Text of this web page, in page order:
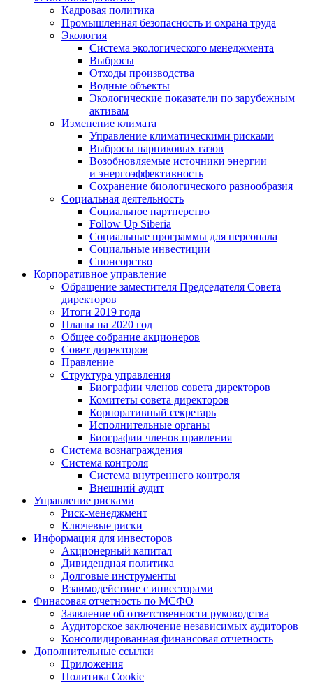
Кадровая политика
Промышленная безопасность и охрана труда
Экология
Система экологического менеджмента
Выбросы
Отходы производства
Водные объекты
Экологические показатели по зарубежным
активам
Изменение климата
Управление климатическими рисками
Выбросы парниковых газов
Возобновляемые источники энергии
и энергоэффективность
Сохранение биологического разнообразия
Социальная деятельность
Социальное партнерство
Follow Up Siberia
Социальные программы для персонала
Социальные инвестиции
Спонсорство
Корпоративное управление
Обращение заместителя Председателя Совета
директоров
Итоги 2019 года
Планы на 2020 год
Общее собрание акционеров
Совет директоров
Правление
Структура управления
Биографии членов совета директоров
Комитеты совета директоров
Корпоративный секретарь
Исполнительные органы
Биографии членов правления
Система вознаграждения
Система контроля
Система внутреннего контроля
Внешний аудит
Управление рисками
Риск-менеджмент
Ключевые риски
Информация для инвесторов
Акционерный капитал
Дивидендная политика
Долговые инструменты
Взаимодействие с инвеcторами
Финасовая отчетность по МСФО
Заявление об ответственности руководства
Аудиторское заключение независимых аудиторов
Консолидированная финансовая отчетность
Дополнительные ссылки
Приложения
Политика Cookie